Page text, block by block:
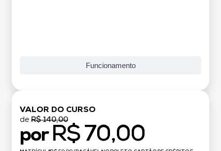
Funcionamento
VALOR DO CURSO
de R$ 140,00
por R$ 70,00